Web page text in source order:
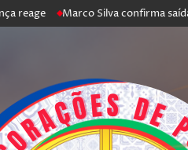
Marco Silva confirma saída de